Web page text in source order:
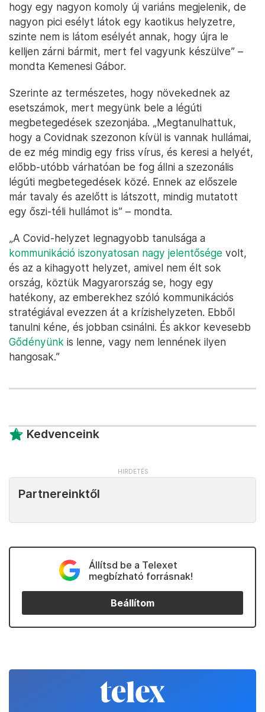
hogy egy nagyon komoly új variáns megjelenik, de
nagyon pici esélyt látok egy kaotikus helyzetre,
szinte nem is látom esélyét annak, hogy újra le
kelljen zárni bármit, mert fel vagyunk készülve” –
mondta Kemenesi Gábor.
Szerinte az természetes, hogy növekednek az
esetszámok, mert megyünk bele a légúti
megbetegedések szezonjába. „Megtanulhattuk,
hogy a Covidnak szezonon kívül is vannak hullámai,
de ez még mindig egy friss vírus, és keresi a helyét,
előbb-utóbb várhatóan be fog állni a szezonális
légúti megbetegedések közé. Ennek az előszele
már tavaly és azelőtt is látszott, mindig mutatott
egy őszi-téli hullámot is” – mondta.
„A Covid-helyzet legnagyobb tanulsága a
kommunikáció iszonyatosan nagy jelentősége volt,
és az a kihagyott helyzet, amivel nem élt sok
ország, köztük Magyarország se, hogy egy
hatékony, az emberekhez szóló kommunikációs
stratégiával evezzen át a krízishelyzeten. Ebből
tanulni kéne, és jobban csinálni. És akkor kevesebb
Gődényünk is lenne, vagy nem lennének ilyen
hangosak.”
Kedvenceink
Partnereinktől
Állítsd be a Telexet
megbízható forrásnak!
Beállítom